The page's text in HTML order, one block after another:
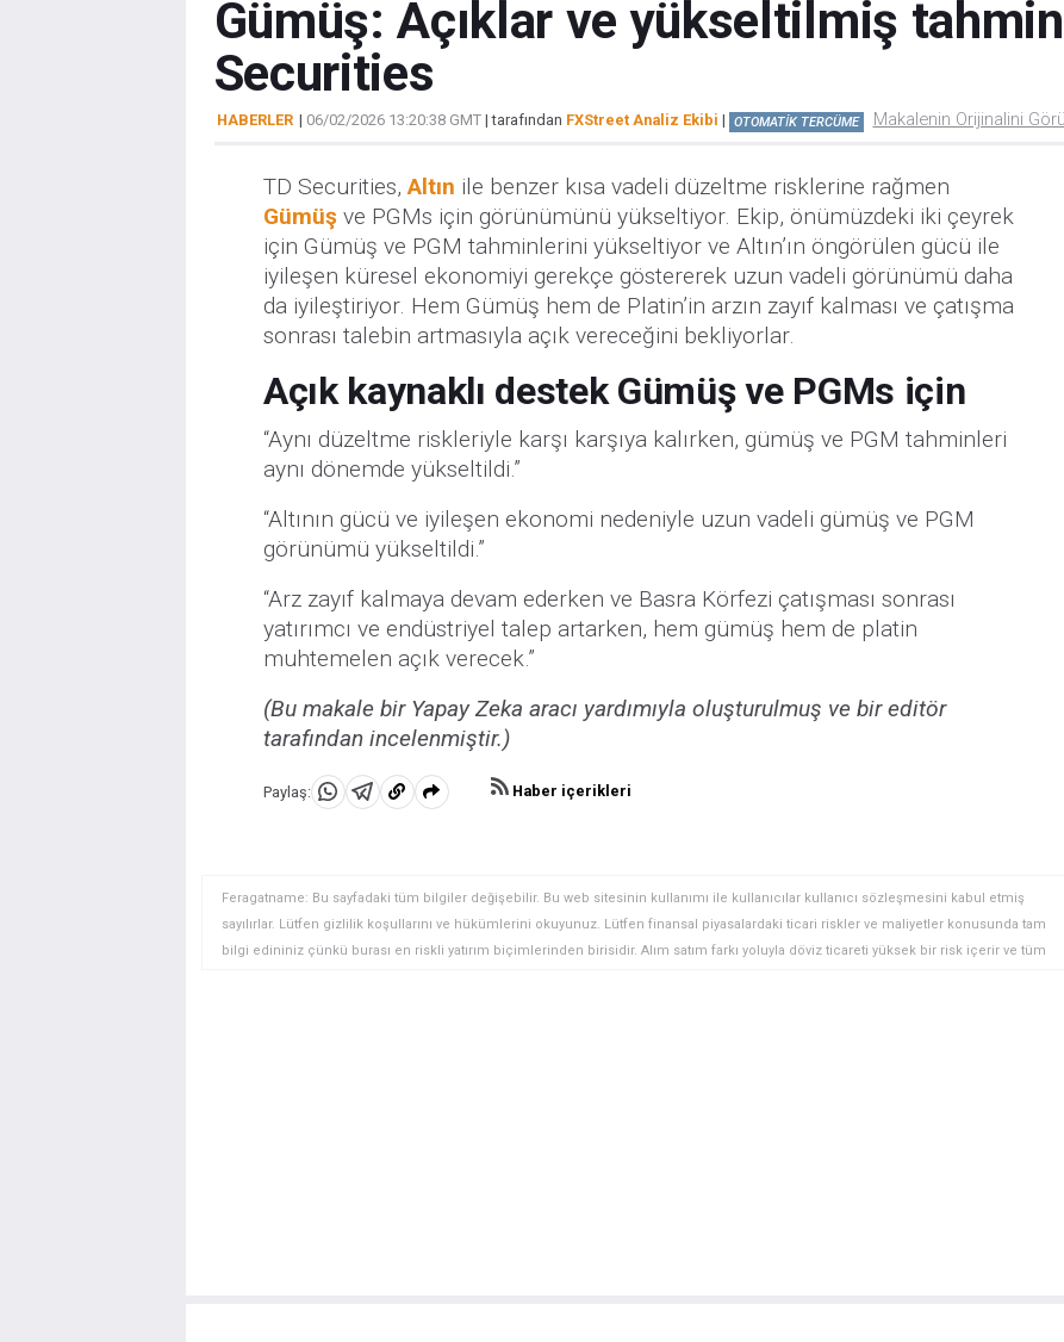
Gümüş: Açıklar ve yükseltilmiş
Securities
HABERLER | 06/02/2026 13:20:38 GMT| tarafından FXStreet Analiz Ekibi | OTOMATİK TERCÜME Makalenin Orijinalini
TD Securities,Altın ile benzer kısa vadeli düzeltme risklerine rağmen
Gümüş ve PGMs için görünümünü yükseltiyor. Ekip, önümüzdeki iki çeyrek
için Gümüş ve PGM tahminlerini yükseltiyor ve Altın’ın öngörülen gücü ile
iyileşen küresel ekonomiyi gerekçe göstererek uzun vadeli görünümü daha
da iyileştiriyor. Hem Gümüş hem de Platin’in arzın zayıf kalması ve çatışma
sonrası talebin artmasıyla açık vereceğini bekliyorlar.
Açık kaynaklı destek Gümüş ve PGMs için
“Aynı düzeltme riskleriyle karşı karşıya kalırken, gümüş ve PGM tahminleri
aynı dönemde yükseltildi.”
“Altının gücü ve iyileşen ekonomi nedeniyle uzun vadeli gümüş ve PGM
görünümü yükseltildi.”
“Arz zayıf kalmaya devam ederken ve Basra Körfezi çatışması sonrası
yatırımcı ve endüstriyel talep artarken, hem gümüş hem de platin
muhtemelen açık verecek.”
(Bu makale bir Yapay Zeka aracı yardımıyla oluşturulmuş ve bir editör
tarafından incelenmiştir.)
Paylaş:
WhatsApp'da
Telegram'da
Panoya
Haber içerikleri
Feragatname: Bu sayfadaki tüm bilgiler değişebilir. Bu web sitesinin kullanımı ile kullanıcılar kullanıcı sözleşmesini kabul etmiş
sayılırlar. Lütfen gizlilik koşullarını ve hükümlerini okuyunuz. Lütfen finansal piyasalardaki ticari riskler ve maliyetler konusunda tam
bilgi edininiz çünkü burası en riskli yatırım biçimlerinden birisidir. Alım satım farkı yoluyla döviz ticareti yüksek bir risk içerir ve tüm